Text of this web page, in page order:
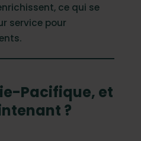
ce qui se
service pour
Pacifique, et
?